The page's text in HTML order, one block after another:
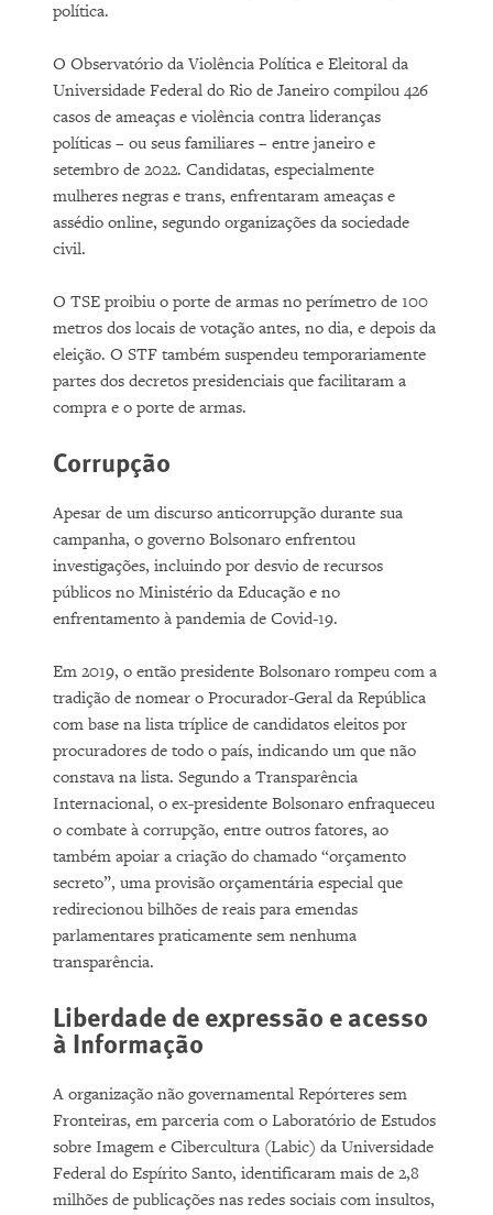
política.
O Observatório da Violência Política e Eleitoral da
Universidade Federal do Rio de Janeiro compilou 426
casos de ameaças e violência contra lideranças
políticas – ou seus familiares – entre janeiro e
setembro de 2022. Candidatas, especialmente
mulheres negras e trans, enfrentaram ameaças e
assédio online, segundo organizações da sociedade
civil.
O TSE proibiu o porte de armas no perímetro de 100
metros dos locais de votação antes, no dia, e depois da
eleição. O STF também suspendeu temporariamente
partes dos decretos presidenciais que facilitaram a
compra e o porte de armas.
Corrupção
Apesar de um discurso anticorrupção durante sua
campanha, o governo Bolsonaro enfrentou
investigações, incluindo por desvio de recursos
públicos no Ministério da Educação e no
enfrentamento à pandemia de Covid-19.
Em 2019, o então presidente Bolsonaro rompeu com a
tradição de nomear o Procurador-Geral da República
com base na lista tríplice de candidatos eleitos por
procuradores de todo o país, indicando um que não
constava na lista. Segundo a Transparência
Internacional, o ex-presidente Bolsonaro enfraqueceu
o combate à corrupção, entre outros fatores, ao
também apoiar a criação do chamado “orçamento
secreto”, uma provisão orçamentária especial que
redirecionou bilhões de reais para emendas
parlamentares praticamente sem nenhuma
transparência.
Liberdade de expressão e acesso
à Informação
A organização não governamental Repórteres sem
Fronteiras, em parceria com o Laboratório de Estudos
sobre Imagem e Cibercultura (Labic) da Universidade
Federal do Espírito Santo, identificaram mais de 2,8
milhões de publicações nas redes sociais com insultos,